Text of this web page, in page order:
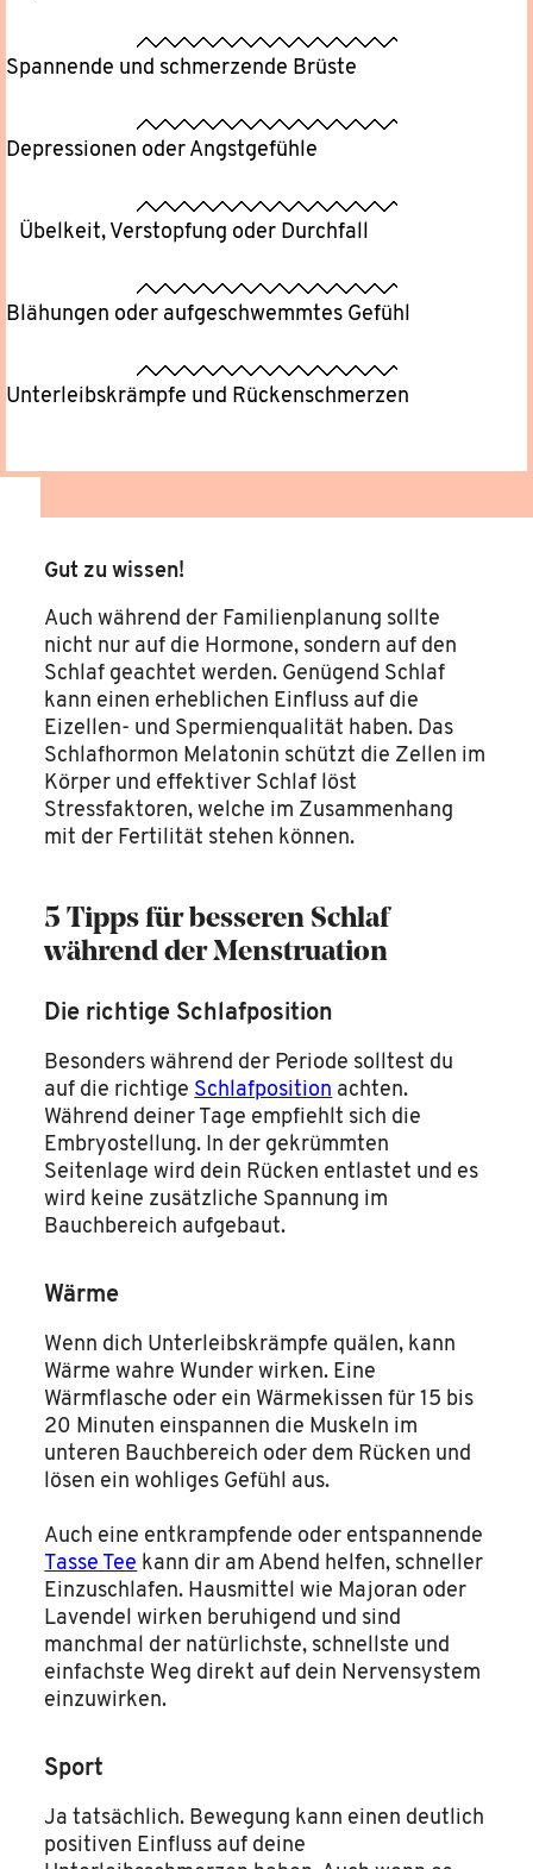
Spannende und schmerzende Brüste
Depressionen oder Angstgefühle
Übelkeit, Verstopfung oder Durchfall
Blähungen oder aufgeschwemmtes Gefühl
Unterleibskrämpfe und Rückenschmerzen
Gut zu wissen!
Auch während der Familienplanung sollte
nicht nur auf die Hormone, sondern auf den
Schlaf geachtet werden. Genügend Schlaf
kann einen erheblichen Einfluss auf die
Eizellen- und Spermienqualität haben. Das
Schlafhormon Melatonin schützt die Zellen im
Körper und effektiver Schlaf löst
Stressfaktoren, welche im Zusammenhang
mit der Fertilität stehen können.
5 Tipps für besseren Schlaf
während der Menstruation
Die richtige Schlafposition
Besonders während der Periode solltest du
auf die richtige Schlafposition achten.
Während deiner Tage empfiehlt sich die
Embryostellung. In der gekrümmten
Seitenlage wird dein Rücken entlastet und es
wird keine zusätzliche Spannung im
Bauchbereich aufgebaut.
Wärme
Wenn dich Unterleibskrämpfe quälen, kann
Wärme wahre Wunder wirken. Eine
Wärmflasche oder ein Wärmekissen für 15 bis
20 Minuten einspannen die Muskeln im
unteren Bauchbereich oder dem Rücken und
lösen ein wohliges Gefühl aus.
Auch eine entkrampfende oder entspannende
Tasse Tee kann dir am Abend helfen, schneller
Einzuschlafen. Hausmittel wie Majoran oder
Lavendel wirken beruhigend und sind
manchmal der natürlichste, schnellste und
einfachste Weg direkt auf dein Nervensystem
einzuwirken.
Sport
Ja tatsächlich. Bewegung kann einen deutlich
positiven Einfluss auf deine